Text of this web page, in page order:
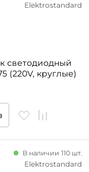
светодиодный
(220V, круглые)
Elektrostandard
В наличии 110 шт.
Elektrostandard